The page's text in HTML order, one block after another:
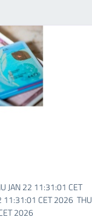
JAN 22 11:31:01 CET
11:31:01 CET 2026 THU
2026